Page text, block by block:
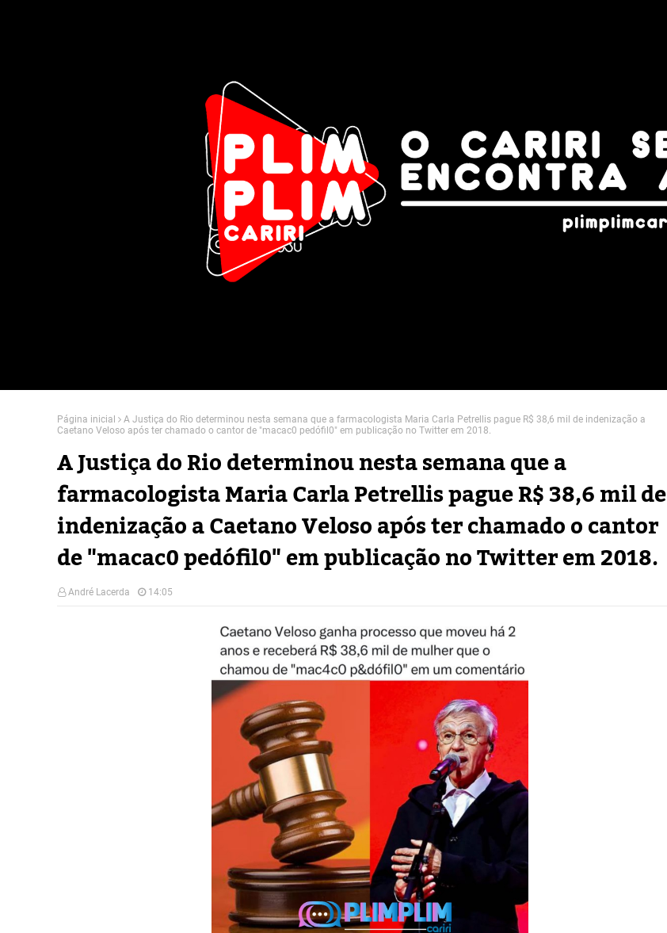
Página inicial
A Justiça do Rio determinou nesta semana que a farmacologista Maria Carla Petrellis pague R$ 38,6 mil de indenização a
Caetano Veloso após ter chamado o cantor de "macac0 pedófil0" em publicação no Twitter em 2018.
A Justiça do Rio determinou nesta semana que a
farmacologista Maria Carla Petrellis pague R$ 38,6 mil de
indenização a Caetano Veloso após ter chamado o cantor
de "macac0 pedófil0" em publicação no Twitter em 2018.
André Lacerda 14:05